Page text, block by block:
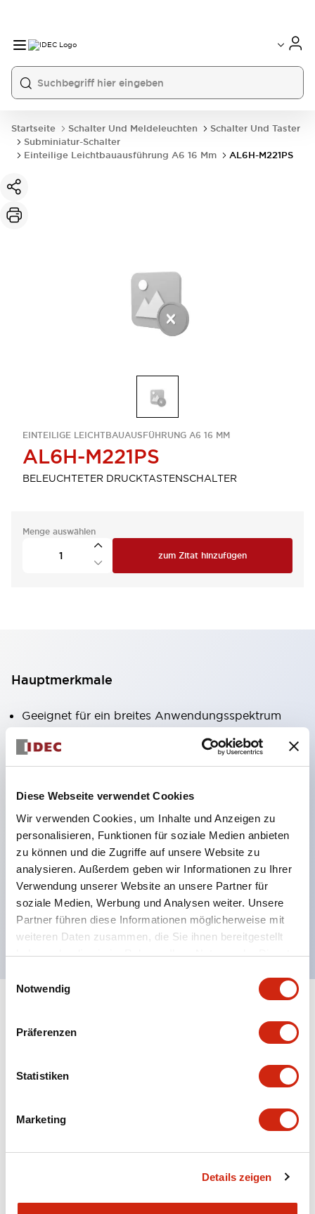
Diese Webseite verwendet Cookies
Wir verwenden Cookies, um Inhalte und Anzeigen zu
personalisieren, Funktionen für soziale Medien anbieten
zu können und die Zugriffe auf unsere Website zu
analysieren. Außerdem geben wir Informationen zu Ihrer
Verwendung unserer Website an unsere Partner für
soziale Medien, Werbung und Analysen weiter. Unsere
Partner führen diese Informationen möglicherweise mit
weiteren Daten zusammen, die Sie ihnen bereitgestellt
haben oder die sie im Rahmen Ihrer Nutzung der Dienste
Notwendig
Präferenzen
Statistiken
Marketing
Details zeigen
Startseite Schalter Und Meldeleuchten
Schalter Und Taster
Subminiatur-Schalter
Einteilige Leichtbauausführung A6 16 Mm
AL6H-M221PS
EINTEILIGE LEICHTBAUAUSFÜHRUNG A6 16 MM
AL6H-M221PS
BELEUCHTETER DRUCKTASTENSCHALTER
Menge auswählen
zum Zitat hinzufügen
Hauptmerkmale
Geeignet für ein breites Anwendungsspektrum
von der Konsumelektronik bis zum FA-Bereich
LED-Beleuchtungseinheit mit integriertem
LED-Lampenkörper
Schutzarten IP40 und IP65 vollständig verfügbar
(IEC 60529)
UL- und CSA-zertifiziert. Entspricht EN (Europa)
Normen. CCC-zertifiziert (außer Anzeigeleuchten).
Mit speziellem Zubehör leicht auf Φ22 Flash-
Silhouette umstellbar
Electrical Specifications (rated illuminated